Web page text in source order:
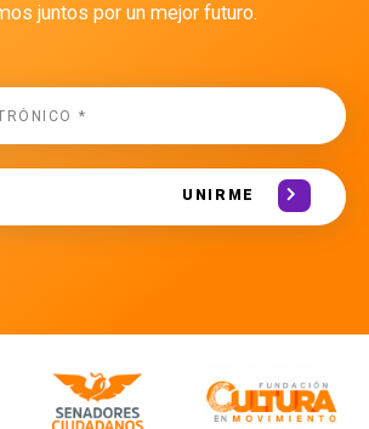
juntos por un mejor futuro.
UNIRME